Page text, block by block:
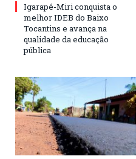
Igarapé-Miri conquista o
melhor IDEB do Baixo
Tocantins e avança na
qualidade da educação
pública